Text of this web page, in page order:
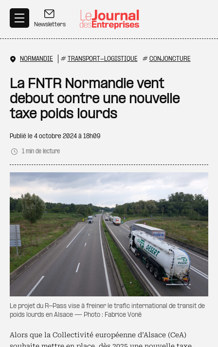
Newsletters
NORMANDIE # TRANSPORT-LOGISTIQUE # CONJONCTURE
La FNTR Normandie vent
debout contre une nouvelle
taxe poids lourds
Publié le 4 octobre 2024 à 18h09
1 min de lecture
Le projet du R-Pass vise à freiner le trafic international de transit de
poids lourds en Alsace — Photo : Fabrice Voné
Alors que la Collectivité européenne d’Alsace (CeA)